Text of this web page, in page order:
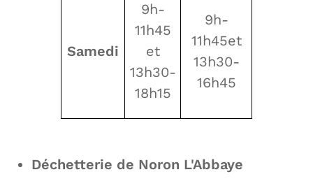
Samedi
9h-
11h45
et
13h30-
18h15
9h-
11h45et
13h30-
16h45
Déchetterie de Noron L'Abbaye